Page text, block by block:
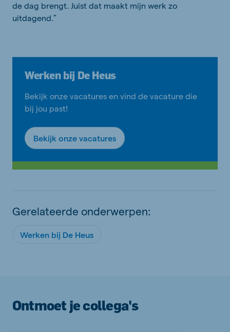
de dag brengt. Juist dat maakt mijn werk zo
uitdagend.”
Werken bij De Heus
Bekijk onze vacatures en vind de vacature die
bij jou past!
Bekijk onze vacatures
Gerelateerde onderwerpen:
Werken bij De Heus
Ontmoet je collega's